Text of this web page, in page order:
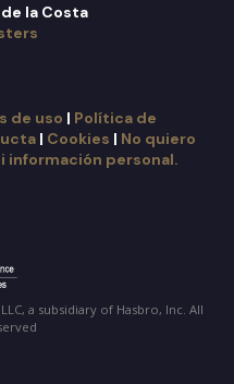
la Costa
de uso | Política de
| Cookies | No quiero
información personal.
a subsidiary of Hasbro, Inc. All